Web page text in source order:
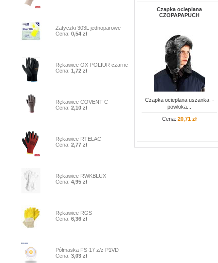
Zatyczki 303L jednoparowe
Cena: 0,54 zł
Rękawice OX-POLIUR czarne
Cena: 1,72 zł
Rękawice COVENT C
Cena: 2,10 zł
Rękawice RTELAC
Cena: 2,77 zł
Rękawice RWKBLUX
Cena: 4,95 zł
Rękawice RGS
Cena: 6,36 zł
Półmaska FS-17 z/z P1VD
Cena: 3,03 zł
Czapka ocieplana
CZOPAPAPUCH
Czapka ocieplana uszanka. -
powłoka...
Cena: 20,71 zł